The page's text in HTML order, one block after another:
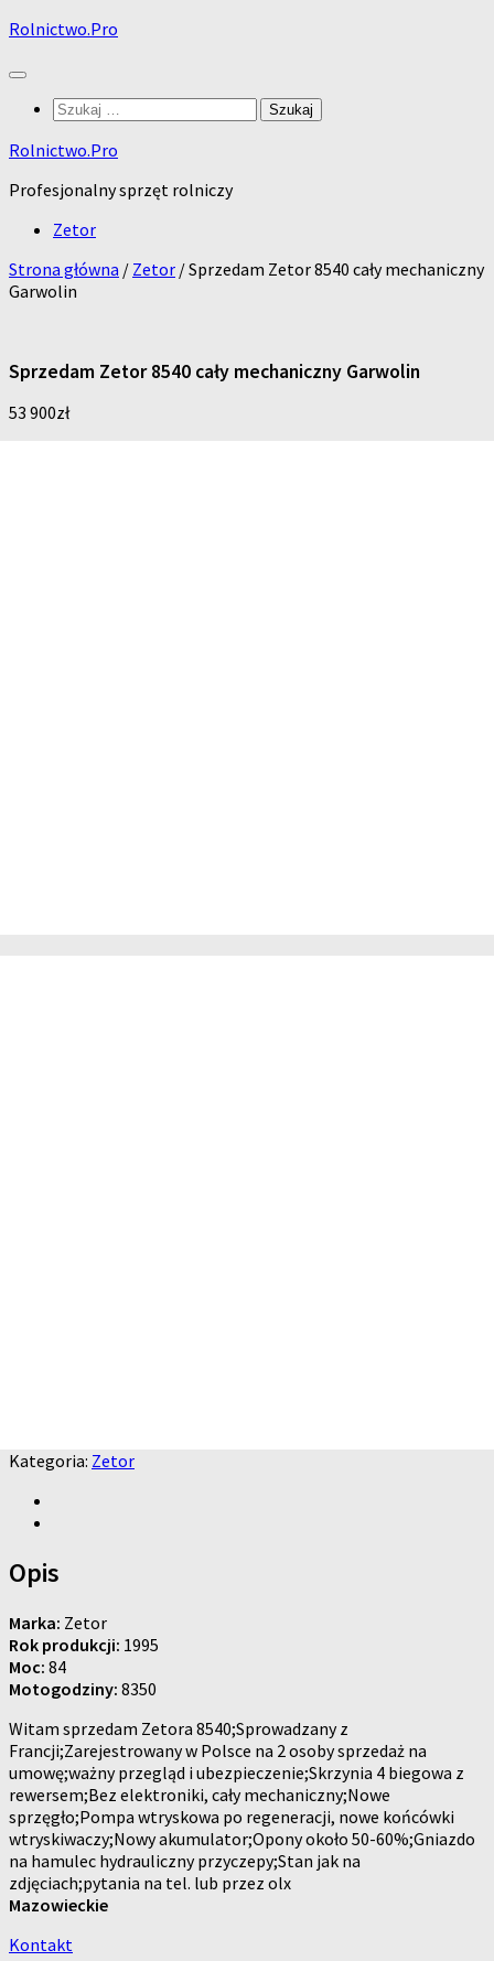
Skip
content
Rolnictwo.Pro
Szukaj:
Rolnictwo.Pro
Profesjonalny sprzęt rolniczy
Zetor
Strona główna / Zetor / Sprzedam Zetor 8540 cały mechaniczny
Garwolin
Sprzedam Zetor 8540 cały mechaniczny Garwolin
53 900zł
Kategoria: Zetor
Opis
Marka: Zetor
Rok produkcji: 1995
Moc: 84
Motogodziny: 8350
Witam sprzedam Zetora 8540;Sprowadzany z
Francji;Zarejestrowany w Polsce na 2 osoby sprzedaż na
umowę;ważny przegląd i ubezpieczenie;Skrzynia 4 biegowa z
rewersem;Bez elektroniki, cały mechaniczny;Nowe
sprzęgło;Pompa wtryskowa po regeneracji, nowe końcówki
wtryskiwaczy;Nowy akumulator;Opony około 50-60%;Gniazdo
na hamulec hydrauliczny przyczepy;Stan jak na
zdjęciach;pytania na tel. lub przez olx
Mazowieckie
Kontakt